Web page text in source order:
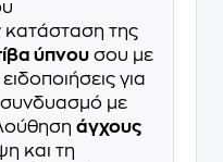
της
ύπνου σου με
ειδοποιήσεις για
με
άγχους
και τη